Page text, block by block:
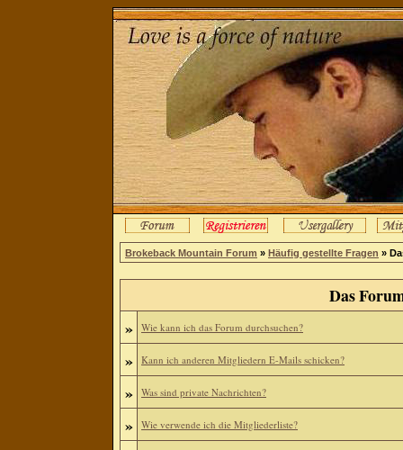
Brokeback Mountain Forum » Häufig gestellte Fragen »
Das
» Wie kann ich das Forum durchsuchen?
» Kann ich anderen Mitgliedern E-Mails schicken?
» Was sind private Nachrichten?
» Wie verwende ich die Mitgliederliste?